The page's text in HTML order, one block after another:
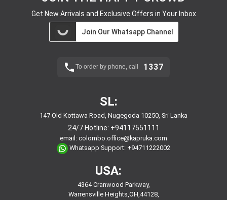
Get New Arrivals and Exclusive Offers in Your Inbox
Join Our Whatsapp Channel
To order by phone, call 1337
SL:
147 Old Kottawa Road, Nugegoda 10250, Sri Lanka
24/7 Hotline: +94117551111
email: colombo.office@kapruka.com
Whatsapp Support: +94711222002
USA:
4364 Cranwood Parkway,
Warrensville Heights,OH,44128,